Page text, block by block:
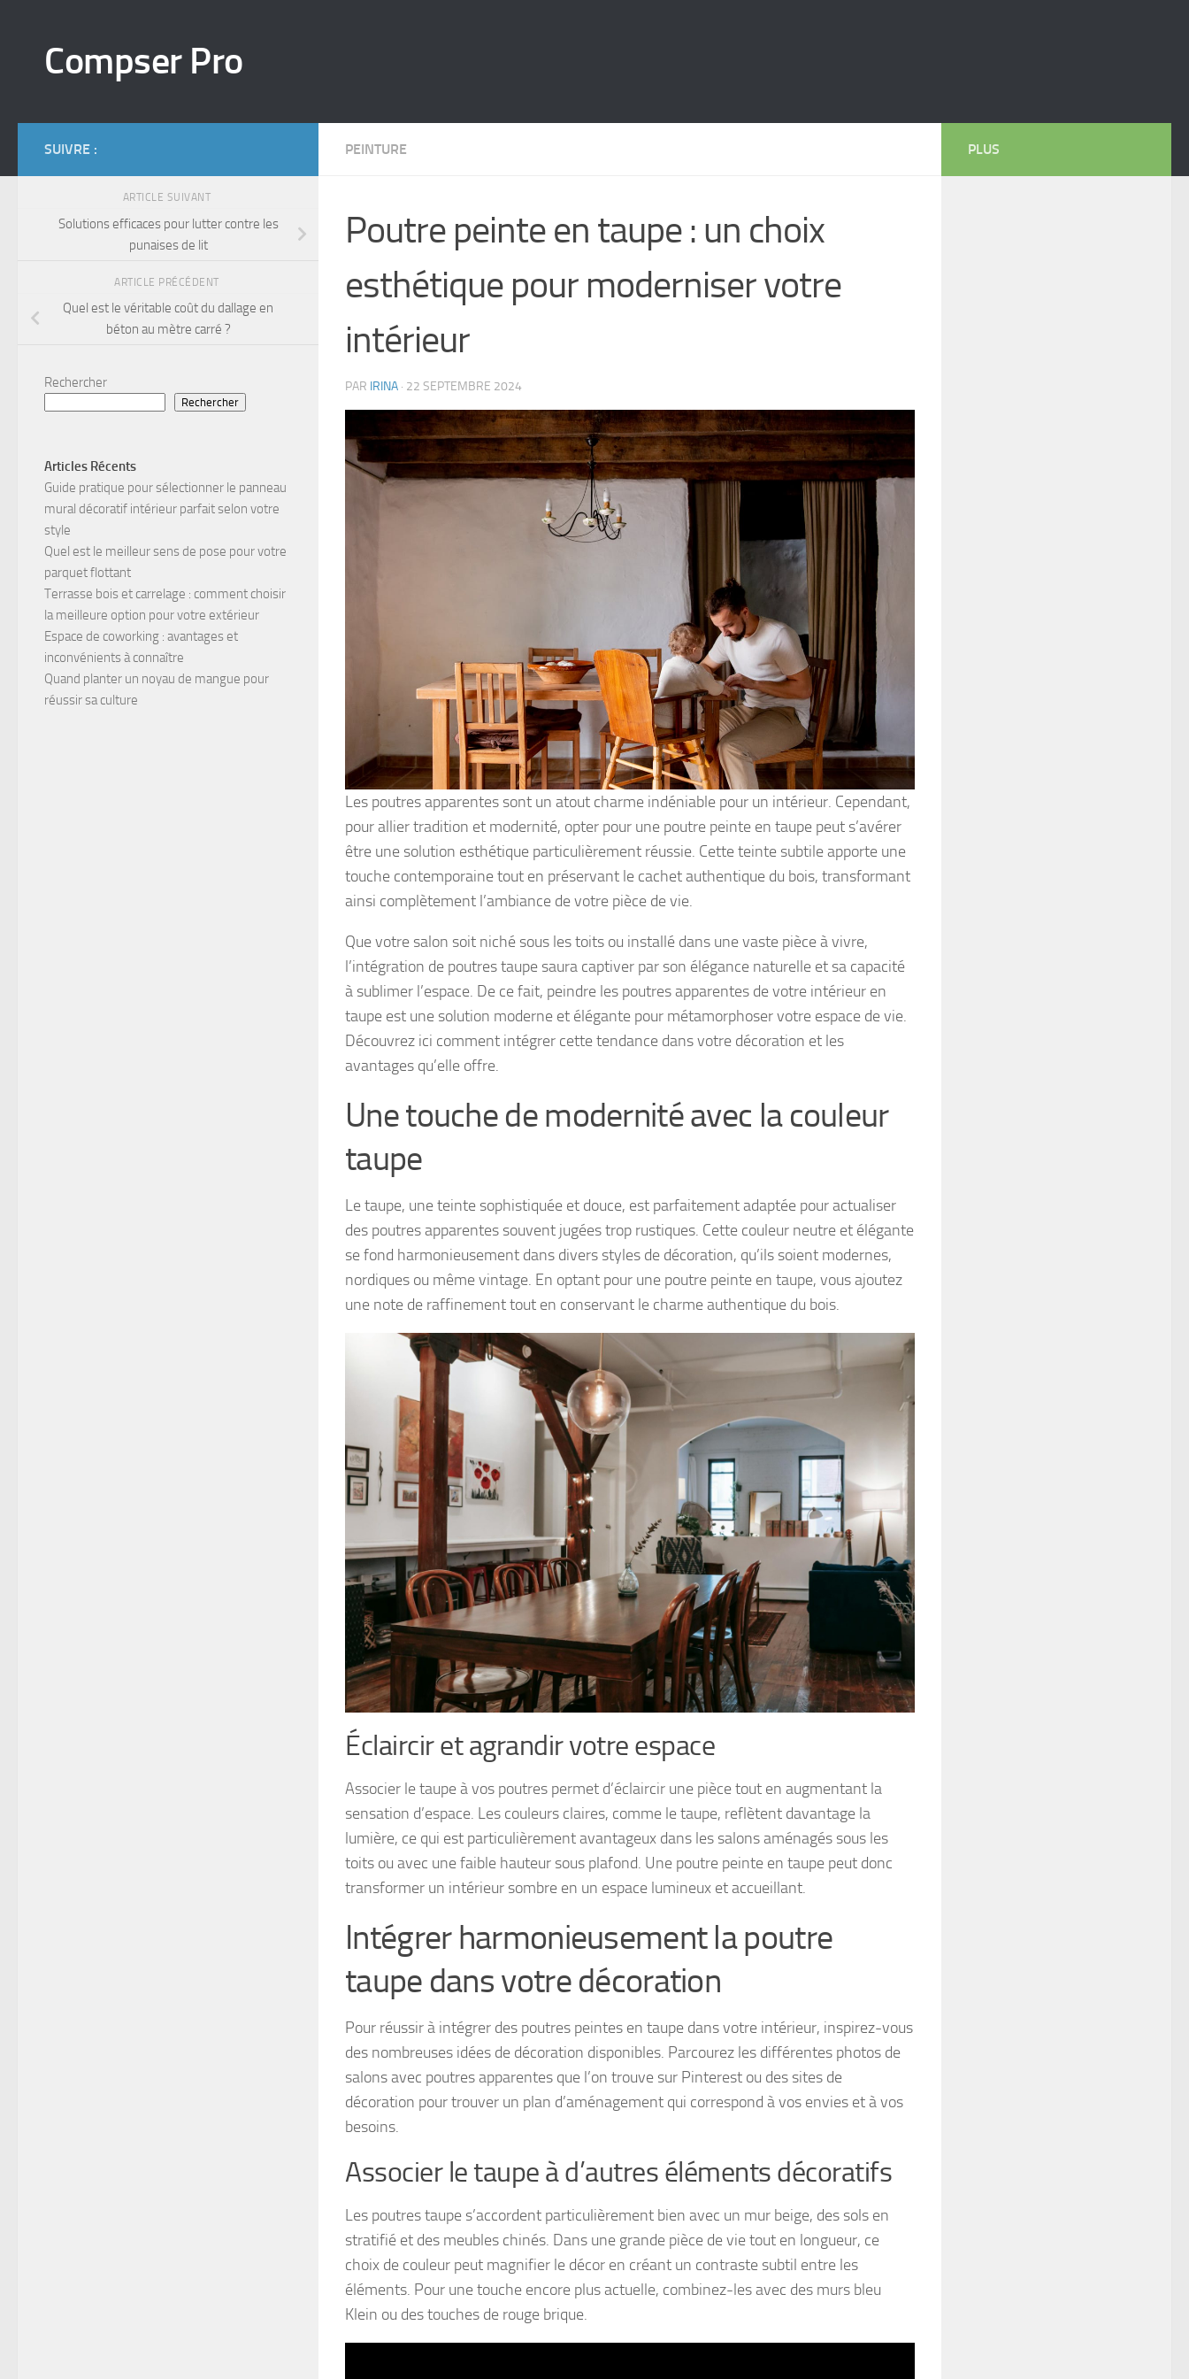
Compser Pro
PEINTURE
Poutre peinte en taupe : un choix
esthétique pour moderniser votre
intérieur
PAR IRINA · 22 SEPTEMBRE 2024
Les poutres apparentes sont un atout charme indéniable pour un intérieur. Cependant,
pour allier tradition et modernité, opter pour une poutre peinte en taupe peut s’avérer
être une solution esthétique particulièrement réussie. Cette teinte subtile apporte une
touche contemporaine tout en préservant le cachet authentique du bois, transformant
ainsi complètement l’ambiance de votre pièce de vie.
Que votre salon soit niché sous les toits ou installé dans une vaste pièce à vivre,
l’intégration de poutres taupe saura captiver par son élégance naturelle et sa capacité
à sublimer l’espace. De ce fait, peindre les poutres apparentes de votre intérieur en
taupe est une solution moderne et élégante pour métamorphoser votre espace de vie.
Découvrez ici comment intégrer cette tendance dans votre décoration et les
avantages qu’elle offre.
Une touche de modernité avec la couleur
taupe
Le taupe, une teinte sophistiquée et douce, est parfaitement adaptée pour actualiser
des poutres apparentes souvent jugées trop rustiques. Cette couleur neutre et élégante
se fond harmonieusement dans divers styles de décoration, qu’ils soient modernes,
nordiques ou même vintage. En optant pour une poutre peinte en taupe, vous ajoutez
une note de raffinement tout en conservant le charme authentique du bois.
Éclaircir et agrandir votre espace
Associer le taupe à vos poutres permet d’éclaircir une pièce tout en augmentant la
sensation d’espace. Les couleurs claires, comme le taupe, reflètent davantage la
lumière, ce qui est particulièrement avantageux dans les salons aménagés sous les
toits ou avec une faible hauteur sous plafond. Une poutre peinte en taupe peut donc
transformer un intérieur sombre en un espace lumineux et accueillant.
Intégrer harmonieusement la poutre
taupe dans votre décoration
Pour réussir à intégrer des poutres peintes en taupe dans votre intérieur, inspirez-vous
des nombreuses idées de décoration disponibles. Parcourez les différentes photos de
salons avec poutres apparentes que l’on trouve sur Pinterest ou des sites de
décoration pour trouver un plan d’aménagement qui correspond à vos envies et à vos
besoins.
Associer le taupe à d’autres éléments décoratifs
Les poutres taupe s’accordent particulièrement bien avec un mur beige, des sols en
stratifié et des meubles chinés. Dans une grande pièce de vie tout en longueur, ce
choix de couleur peut magnifier le décor en créant un contraste subtil entre les
éléments. Pour une touche encore plus actuelle, combinez-les avec des murs bleu
Klein ou des touches de rouge brique.
SUIVRE :
ARTICLE SUIVANT
Solutions efficaces pour lutter contre les
punaises de lit
ARTICLE PRÉCÉDENT
Quel est le véritable coût du dallage en
béton au mètre carré ?
Rechercher
Rechercher
Articles Récents
Guide pratique pour sélectionner le panneau
mural décoratif intérieur parfait selon votre
style
Quel est le meilleur sens de pose pour votre
parquet flottant
Terrasse bois et carrelage : comment choisir
la meilleure option pour votre extérieur
Espace de coworking : avantages et
inconvénients à connaître
Quand planter un noyau de mangue pour
réussir sa culture
PLUS